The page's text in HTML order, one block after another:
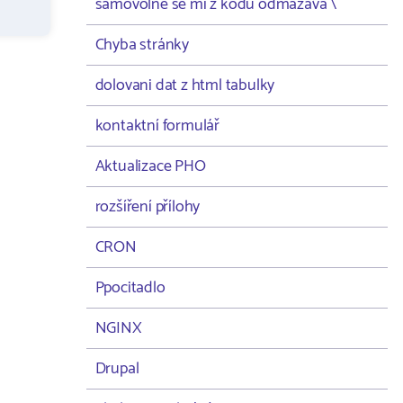
Chyba stránky
dolovani dat z html tabulky
kontaktní formulář
Aktualizace PHO
rozšíření přílohy
CRON
Ppocitadlo
NGINX
Drupal